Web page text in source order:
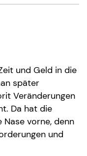
und Geld in die
später
Veränderungen
Da hat die
vorne, denn
und